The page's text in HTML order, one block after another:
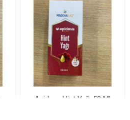
Apideva Hint Yağı 50 Ml